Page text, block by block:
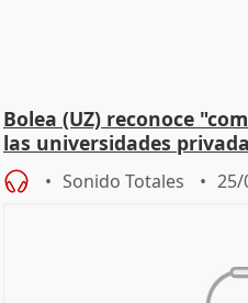
Bolea (UZ) reconoce
las universidades
Sonido Totales 25/